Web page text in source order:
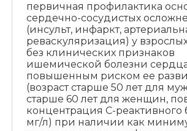
первичная профилактика
сердечно-сосудистых
(инсульт, инфаркт,
реваскуляризация) у
без клинических признаков
ишемической болезни
повышенным риском ее
(возраст старше 50 лет для
старше 60 лет для женщин,
концентрация С-реактивного
мг/л) при наличии как